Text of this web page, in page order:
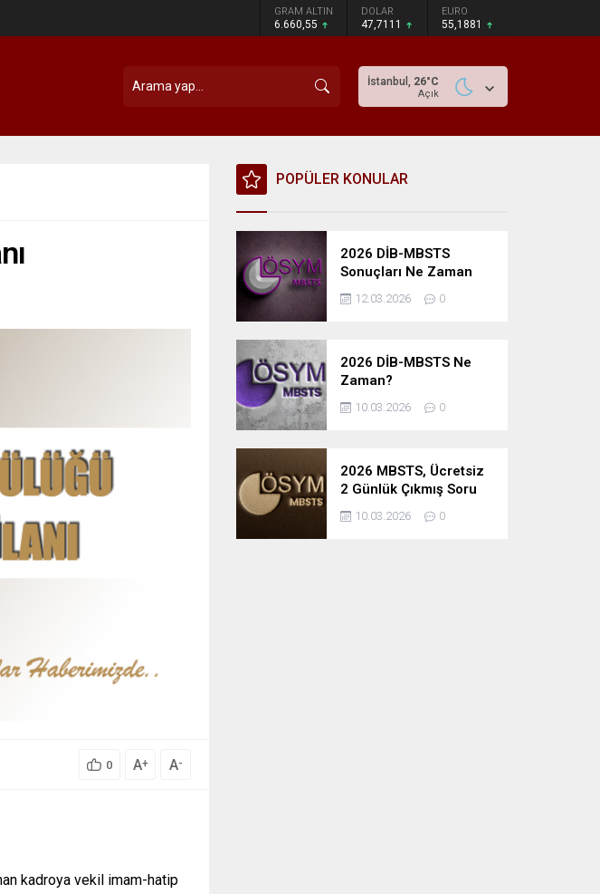
GRAM ALTIN
6.660,55
DOLAR
47,7111
EURO
55,1881
İstanbul, 26°C
Açık
0 A+ A-
kadroya vekil imam-hatip
POPÜLER KONULAR
2026 DİB-MBSTS
Sonuçları Ne Zaman
Açıklanacak?
12.03.2026 0
2026 DİB-MBSTS Ne
Zaman?
10.03.2026 0
2026 MBSTS, Ücretsiz
2 Günlük Çıkmış Soru
Çözüm Kampı
10.03.2026 0